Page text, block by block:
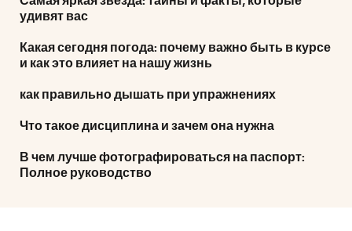
удивят вас
Какая сегодня погода: почему важно быть в курсе
и как это влияет на нашу жизнь
как правильно дышать при упражнениях
Что такое дисциплина и зачем она нужна
В чем лучше фотографироваться на паспорт:
Полное руководство